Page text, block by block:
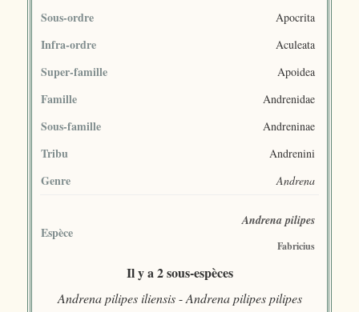
Sous-ordre Apocrita
Infra-ordre Aculeata
Super-famille Apoidea
Famille Andrenidae
Sous-famille Andreninae
Tribu Andrenini
Genre Andrena
Espèce
Andrena pilipes
Fabricius
Il y a 2 sous-espèces
Andrena pilipes iliensis-Andrena pilipes pilipes